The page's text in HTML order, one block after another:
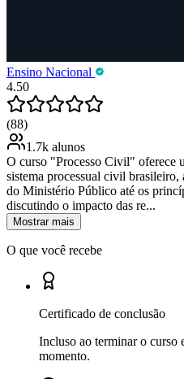
Ensino Nacional
4.50
(88)
1.7k alunos
O curso "Processo Civil" oferece
sistema processual civil brasileiro,
do Ministério Público até os
discutindo o impacto das re...
Mostrar mais
O que você recebe
Certificado de conclusão
Incluso ao terminar o curso
momento.